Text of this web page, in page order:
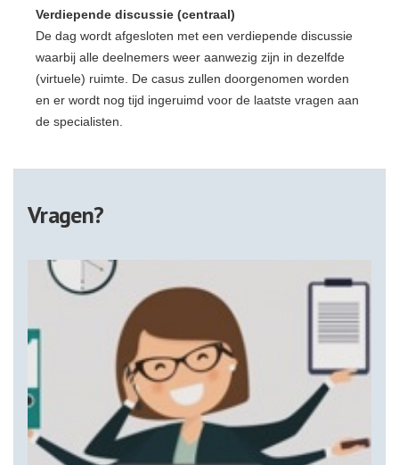
Verdiepende discussie (centraal)
De dag wordt afgesloten met een verdiepende discussie
waarbij alle deelnemers weer aanwezig zijn in dezelfde
(virtuele) ruimte. De casus zullen doorgenomen worden
en er wordt nog tijd ingeruimd voor de laatste vragen aan
de specialisten.
Vragen?